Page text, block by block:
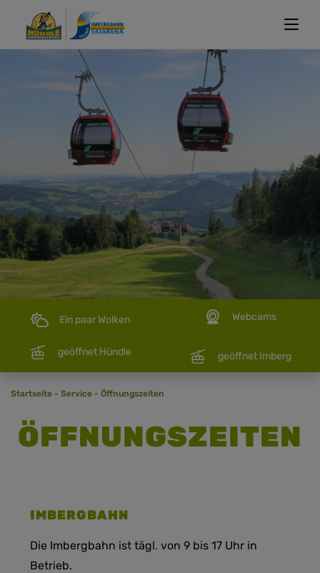
Ein paar Wolken
geöffnet Hündle geöffnet Imberg
Webcams
Startseite - Service - Öffnungszeiten
ÖFFNUNGSZEITEN
IMBERGBAHN
Die Imbergbahn ist tägl. von 9 bis 17 Uhr in
Betrieb.